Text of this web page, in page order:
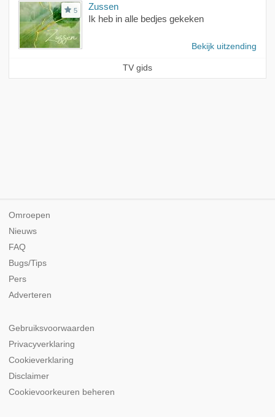
5
Zussen
Ik heb in alle bedjes gekeken
Bekijk uitzending
TV gids
Omroepen
Nieuws
FAQ
Bugs/Tips
Pers
Adverteren
Gebruiksvoorwaarden
Privacyverklaring
Cookieverklaring
Disclaimer
Cookievoorkeuren beheren